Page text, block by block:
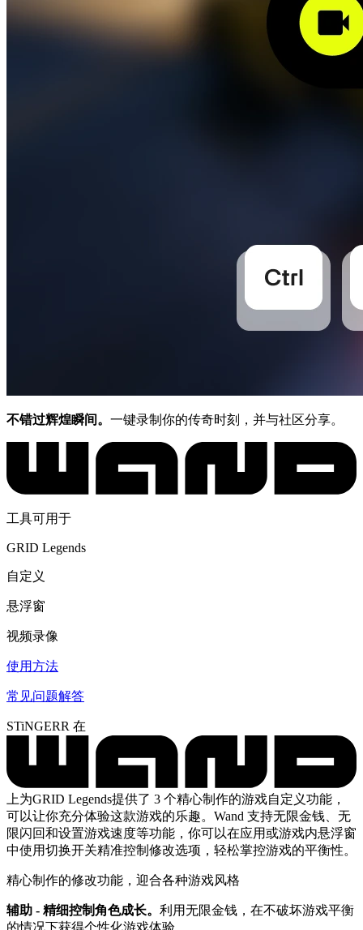
不错过辉煌瞬间。 一键录制你的传奇时刻，并与社区分享。
工具可用于
GRID Legends
自定义
悬浮窗
视频录像
使用方法
常见问题解答
STiNGERR 在
上为GRID Legends提供了 3 个精心制作的游戏自定义功能，
可以让你充分体验这款游戏的乐趣。Wand 支持无限金钱、无
限闪回和设置游戏速度等功能，你可以在应用或游戏内悬浮窗
中使用切换开关精准控制修改选项，轻松掌控游戏的平衡性。
精心制作的修改功能，迎合各种游戏风格
辅助 - 精细控制角色成长。 利用无限金钱，在不破坏游戏平衡
的情况下获得个性化游戏体验。